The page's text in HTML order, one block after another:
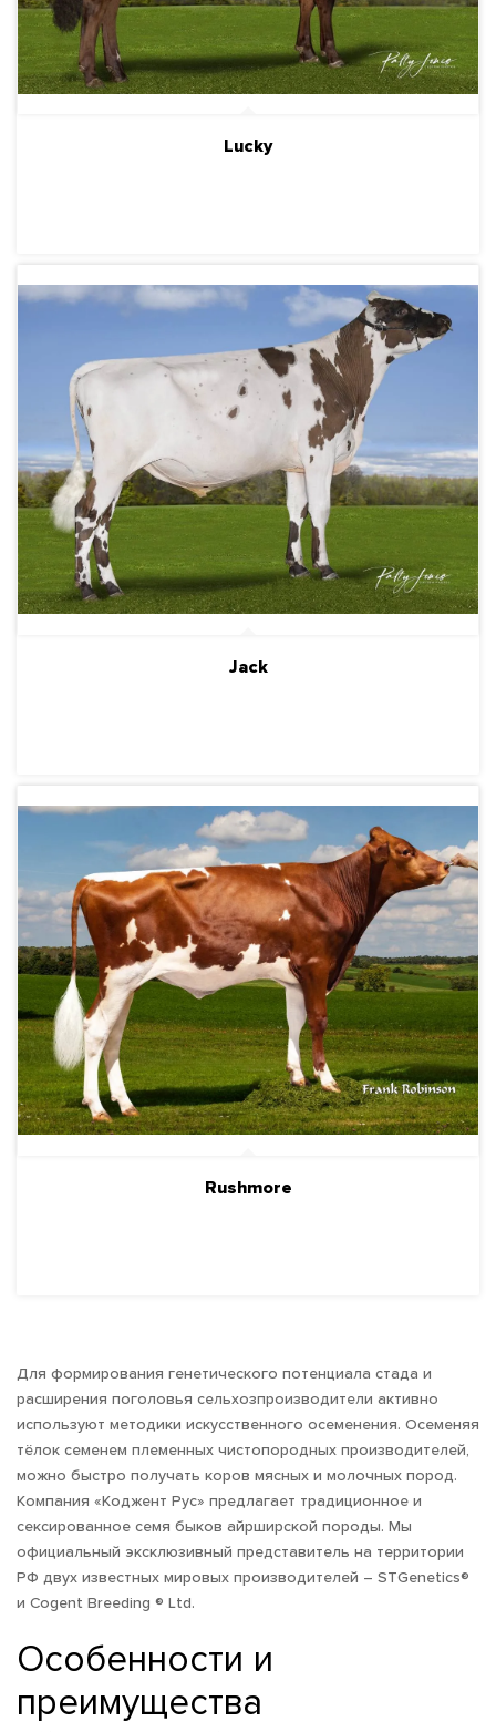
ПОИСК БЫКОВ ПО НОМЕРУ ИЛИ КЛИЧКЕ
РАСХОДНЫЕ МАТЕРИАЛЫ И ОБОРУДОВАНИЕ
Lucky
Jack
Rushmore
Для формирования генетического потенциала стада и
расширения поголовья сельхозпроизводители активно
используют методики искусственного осеменения. Осеменяя
тёлок семенем племенных чистопородных производителей,
можно быстро получать коров мясных и молочных пород.
Компания «Коджент Рус» предлагает традиционное и
сексированное семя быков айрширской породы. Мы
официальный эксклюзивный представитель на территории
РФ двух известных мировых производителей – STGenetics®
и Cogent Breeding ® Ltd.
Особенности и
преимущества